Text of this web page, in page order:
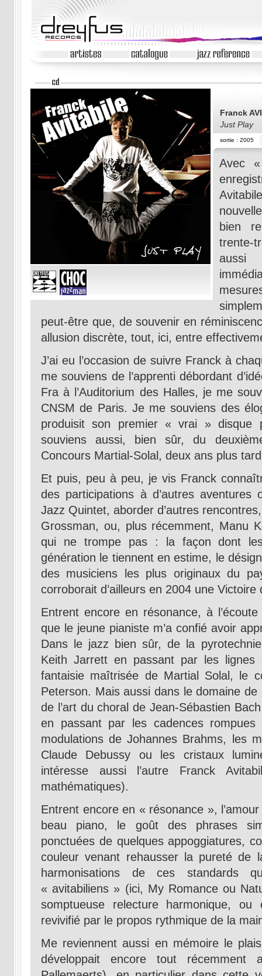
Franck
Just Play
sortie : 2005
Avec
bien
trente-
peut-être que, de souvenir en
allusion discrète, tout, ici, entre
J’ai eu l’occasion de suivre Franck à
me souviens de l’apprenti débordant
Fra à l’Auditorium des Halles, je me
CNSM de Paris. Je me souviens des
produisit son premier « vrai »
souviens aussi, bien sûr, du
Concours Martial-Solal, deux ans plus
Et puis, peu à peu, je vis Franck
des participations à d’autres aventures
Jazz Quintet, aborder d’autres
Grossman, ou, plus récemment, Manu
qui ne trompe pas : la façon dont
génération le tiennent en estime, le
des musiciens les plus originaux du
corroborait d’ailleurs en 2004 une
Entrent encore en résonance, à
que le jeune pianiste m’a confié avoir
Dans le jazz bien sûr, de la
Keith Jarrett en passant par les
fantaisie maîtrisée de Martial Solal, le
Peterson. Mais aussi dans le domaine
de l’art du choral de Jean-Sébastien
en passant par les cadences rompues
modulations de Johannes Brahms, les
Claude Debussy ou les cristaux
intéresse aussi l’autre Franck
mathématiques).
Entrent encore en « résonance »,
beau piano, le goût des phrases
ponctuées de quelques appoggiatures,
couleur venant rehausser la pureté de
harmonisations de ces standards
« avitabiliens » (ici, My Romance ou
somptueuse relecture harmonique,
revivifié par le propos rythmique de la
Me reviennent aussi en mémoire le
développait encore tout